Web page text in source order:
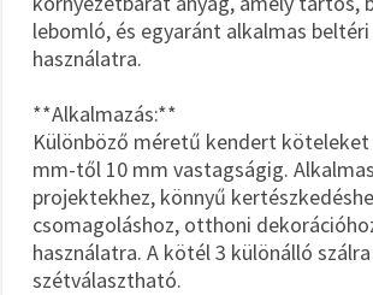
lebomló, és egyaránt alkalmas
használatra.
**Alkalmazás:**
Különböző méretű kendert köteleket
mm-től 10 mm vastagságig.
projektekhez, könnyű
csomagoláshoz, otthoni
használatra. A kötél 3 különálló szálra
szétválasztható.